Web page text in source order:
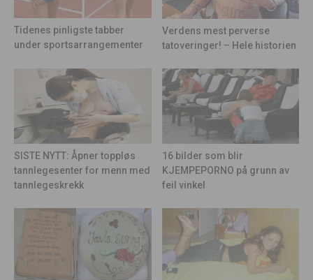
Tidenes pinligste tabber
under sportsarrangementer
Verdens mest perverse
tatoveringer! – Hele historien
SISTE NYTT: Åpner toppløs
tannlegesenter for menn med
tannlegeskrekk
16 bilder som blir
KJEMPEPORNO på grunn av
feil vinkel